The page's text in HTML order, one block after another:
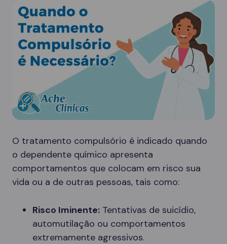
O tratamento compulsório é indicado quando
o dependente químico apresenta
comportamentos que colocam em risco sua
vida ou a de outras pessoas, tais como:
Risco Iminente: Tentativas de suicídio,
automutilação ou comportamentos
extremamente agressivos.